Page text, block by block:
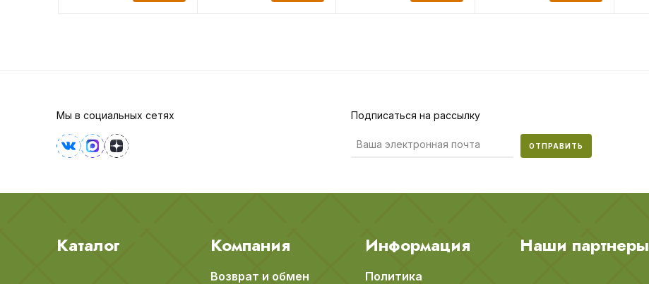
Мы в социальных сетях Подписаться на рассылку
ОТПРАВИТЬ
Каталог Компания
Возврат и обмен
Информация
Политика
Наши партнеры